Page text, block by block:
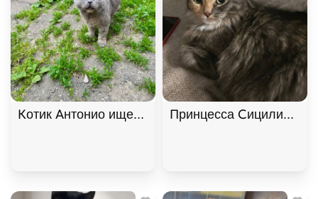
Котик Антонио ищет дом. В дар!, Голубой,
Принцесса Сицилия